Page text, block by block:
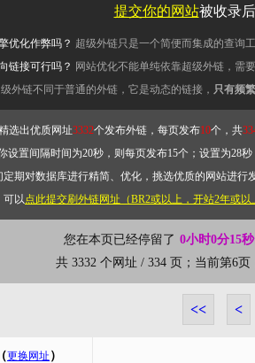
优化作弊吗？ 超级外链只是一个简便而集成的查询
链接可行吗？ 网站优化不能单纯依靠超级外链，需
外链不同于普通的外链，它是动态的链接， 只有频
选出优质网址3332个发布外链，每页发布10个，共
设置间隔时间为20秒，则每页发布15个；设置为28
期对数据库进行精简、优化，挑选优质的网站进
可以点此提交刷外链网址（BR2或以上，开站2年或以
您在本页已经停留了 0小时0分15秒
共 3332 个网址 / 334 页；当前第6页
<< <
（更换网址 ）
提交你的网站被收录